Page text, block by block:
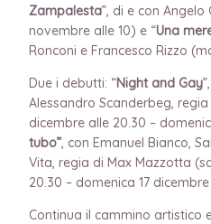
Zampalesta”, di e con
novembre alle 10) e “Una
Ronconi e Francesco Rizzo
Due i debutti: “Night and Gay
Alessandro Scanderbeg,
dicembre alle 20.30 –
tubo”, con Emanuel Bianco,
Vita, regia di Max Mazzotta
20.30 – domenica 17 dicembre
Continua il cammino artistico